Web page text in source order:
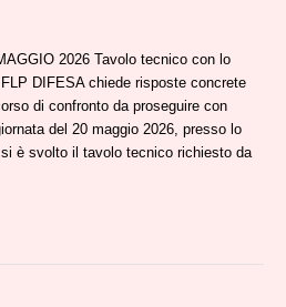
2026 Tavolo tecnico con lo
DIFESA chiede risposte concrete
di confronto da proseguire con
del 20 maggio 2026, presso lo
è svolto il tavolo tecnico richiesto da